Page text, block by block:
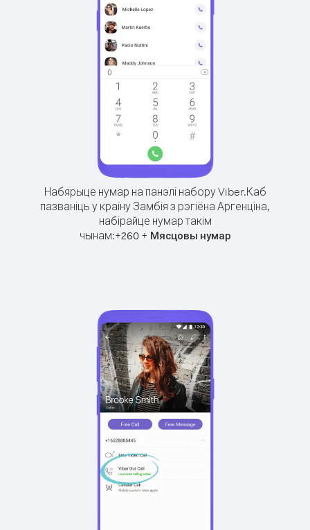
Набярыце нумар на панэлі набору Viber.Каб
пазваніць у краіну Замбія з рэгіёна Аргенціна,
набірайце нумар такім
чынам:+260+ Мясцовы нумар